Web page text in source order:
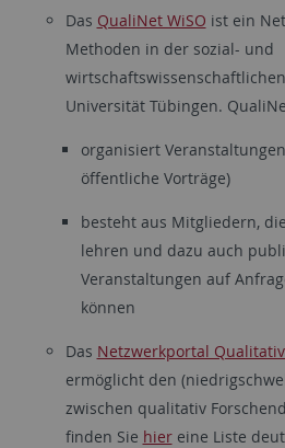
Das QualiNet WiSO ist ein
Methoden in der sozial- und
Universität Tübingen.
organisiert
öffentliche Vorträge)
besteht aus Mitgliedern,
lehren und dazu auch
Veranstaltungen auf
können
Das Netzwerkportal
ermöglicht den
zwischen qualitativ
finden Sie hiereine Liste